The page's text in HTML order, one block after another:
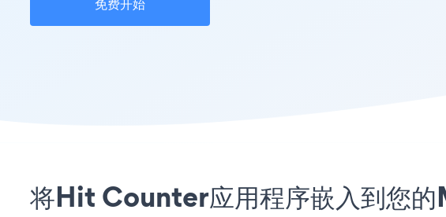
免费开始
将Hit Counter应用程序嵌入到您